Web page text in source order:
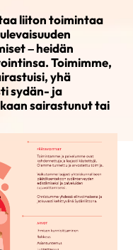
liiton toimintaa
– heidän
Toimimme,
yhä
sydän- ja
sairastunut tai